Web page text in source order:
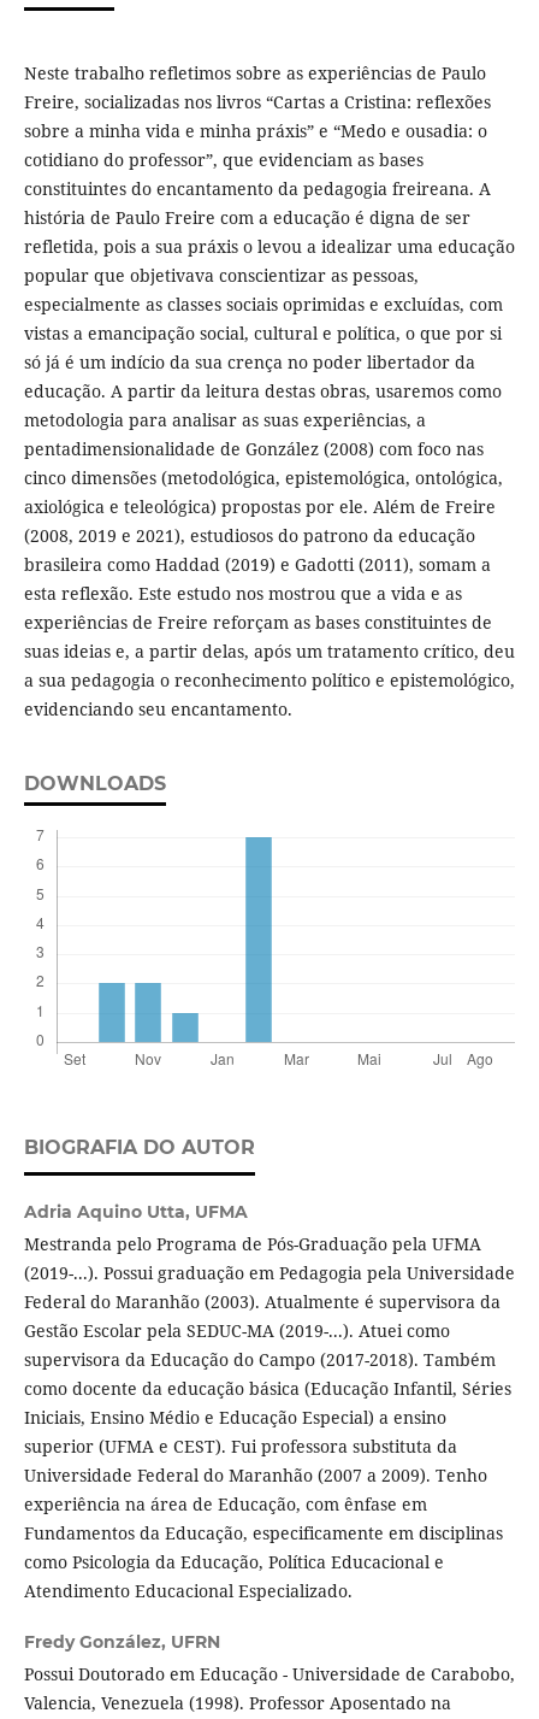
Neste trabalho refletimos sobre as experiências de Paulo
Freire, socializadas nos livros “Cartas a Cristina: reflexões
sobre a minha vida e minha práxis” e “Medo e ousadia: o
cotidiano do professor”, que evidenciam as bases
constituintes do encantamento da pedagogia freireana. A
história de Paulo Freire com a educação é digna de ser
refletida, pois a sua práxis o levou a idealizar uma educação
popular que objetivava conscientizar as pessoas,
especialmente as classes sociais oprimidas e excluídas, com
vistas a emancipação social, cultural e política, o que por si
só já é um indício da sua crença no poder libertador da
educação. A partir da leitura destas obras, usaremos como
metodologia para analisar as suas experiências, a
pentadimensionalidade de González (2008) com foco nas
cinco dimensões (metodológica, epistemológica, ontológica,
axiológica e teleológica) propostas por ele. Além de Freire
(2008, 2019 e 2021), estudiosos do patrono da educação
brasileira como Haddad (2019) e Gadotti (2011), somam a
esta reflexão. Este estudo nos mostrou que a vida e as
experiências de Freire reforçam as bases constituintes de
suas ideias e, a partir delas, após um tratamento crítico, deu
a sua pedagogia o reconhecimento político e epistemológico,
evidenciando seu encantamento.
DOWNLOADS
BIOGRAFIA DO AUTOR
Adria Aquino Utta, UFMA
Mestranda pelo Programa de Pós-Graduação pela UFMA
(2019-...). Possui graduação em Pedagogia pela Universidade
Federal do Maranhão (2003). Atualmente é supervisora da
Gestão Escolar pela SEDUC-MA (2019-...). Atuei como
supervisora da Educação do Campo (2017-2018). Também
como docente da educação básica (Educação Infantil, Séries
Iniciais, Ensino Médio e Educação Especial) a ensino
superior (UFMA e CEST). Fui professora substituta da
Universidade Federal do Maranhão (2007 a 2009). Tenho
experiência na área de Educação, com ênfase em
Fundamentos da Educação, especificamente em disciplinas
como Psicologia da Educação, Política Educacional e
Atendimento Educacional Especializado.
Fredy González, UFRN
Possui Doutorado em Educação - Universidade de Carabobo,
Valencia, Venezuela (1998). Professor Aposentado na